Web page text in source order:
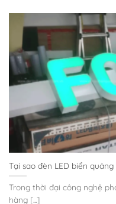
Tại sao đèn LED biển
Trong thời đại công nghệ
hàng [...]